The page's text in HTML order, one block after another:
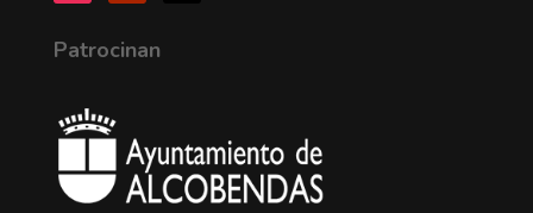
Patrocinan